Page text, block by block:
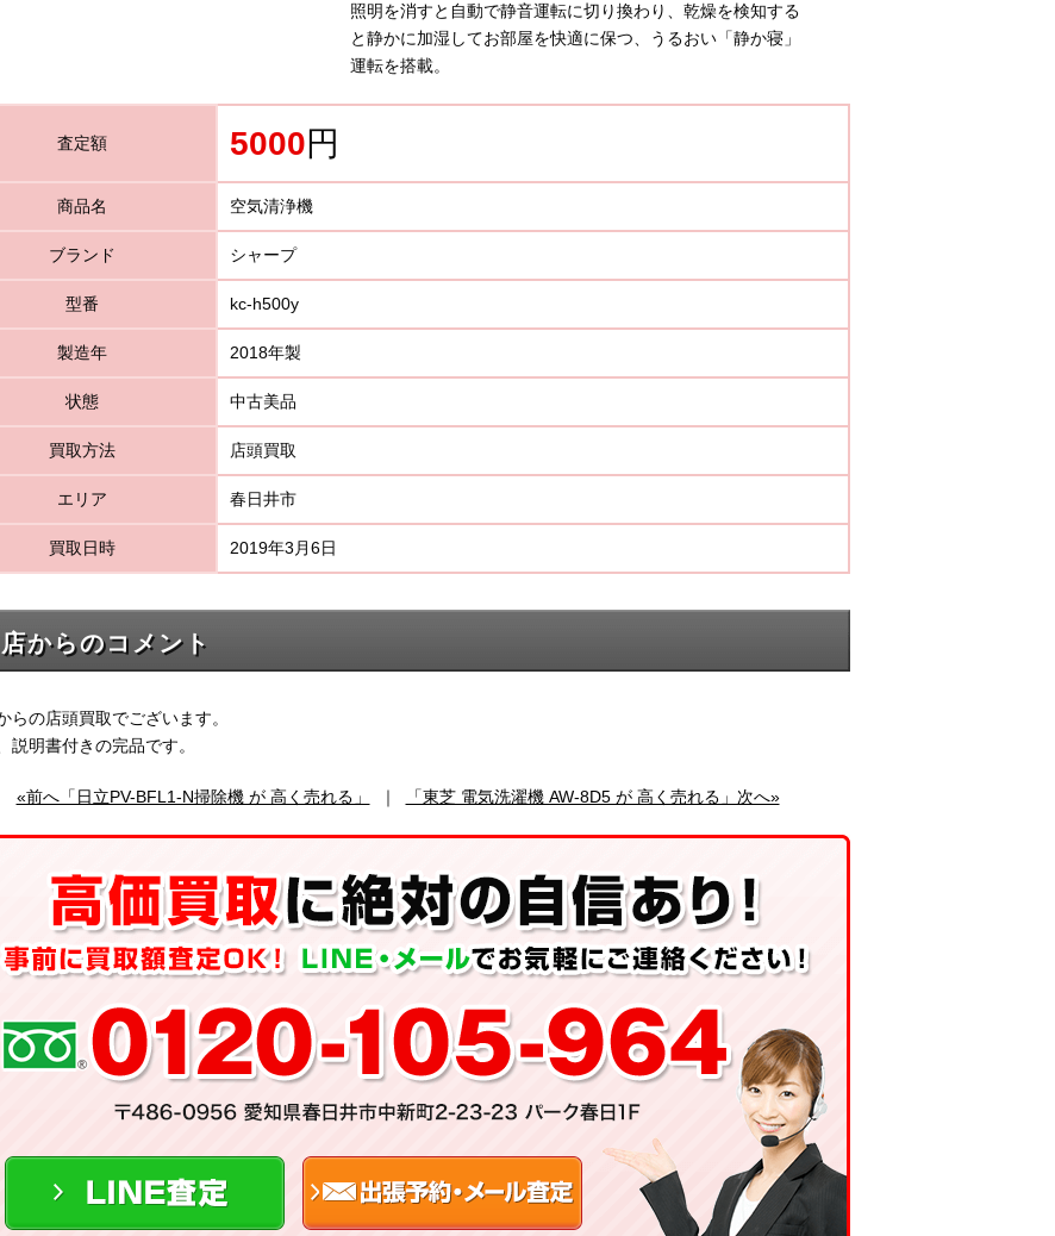
照明を消すと自動で静音運転に切り換わり、乾燥を検知する
と静かに加湿してお部屋を快適に保つ、うるおい「静か寝」
運転を搭載。
査定額 5000円
商品名 空気清浄機
ブランド シャープ
型番 kc-h500y
製造年 2018年製
状態 中古美品
買取方法 店頭買取
エリア 春日井市
買取日時 2019年3月6日
からのコメント
らの店頭買取でございます。
説明書付きの完品です。
«前へ「日立PV-BFL1-N掃除機 が 高く売れる」 ｜ 「東芝 電気洗濯機 AW-8D5 が 高く売れる」次へ»